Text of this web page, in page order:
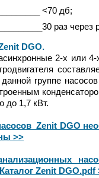
<70 дб;
раз через
DGO.
2-х или 4-
группе
до 1,7 кВт.
Zenit DGO
>>
Zenit DGO.pdf